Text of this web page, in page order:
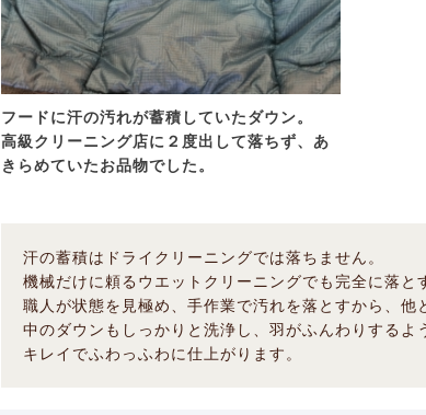
フードに汗の汚れが蓄積していたダウン。
高級クリーニング店に２度出して落ちず、あ
きらめていたお品物でした。
汗の蓄積はドライクリーニングでは落ちません。
機械だけに頼るウエットクリーニングでも完全に落と
職人が状態を見極め、手作業で汚れを落とすから、他
中のダウンもしっかりと洗浄し、羽がふんわりするよ
キレイでふわっふわに仕上がります。